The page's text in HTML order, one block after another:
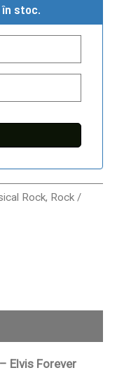
stoc.
Rock, Rock /
Elvis Forever